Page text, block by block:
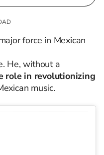
force in Mexican
He, without a
role in revolutionizing
music.